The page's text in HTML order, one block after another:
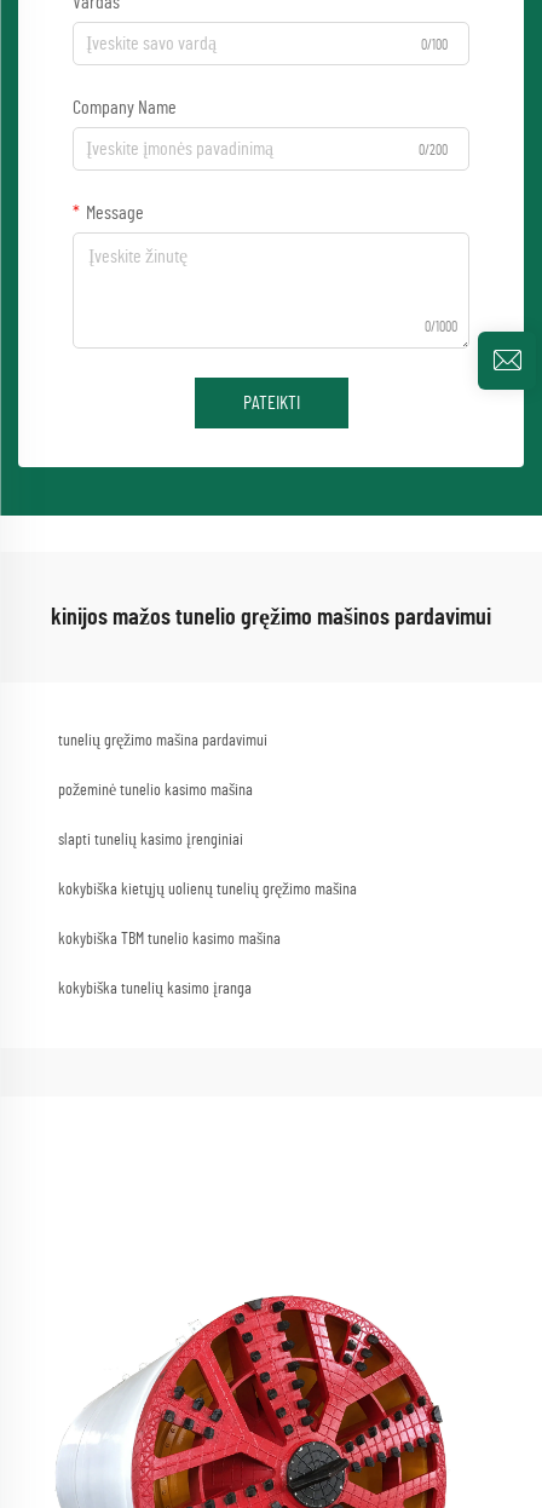
0/100
Company Name
0/200
Message
0/1000
PATEIKTI
kinijos mažos tunelio gręžimo mašinos pardavimui
tunelių gręžimo mašina pardavimui
požeminė tunelio kasimo mašina
slapti tunelių kasimo įrenginiai
kokybiška kietųjų uolienų tunelių gręžimo mašina
kokybiška TBM tunelio kasimo mašina
kokybiška tunelių kasimo įranga